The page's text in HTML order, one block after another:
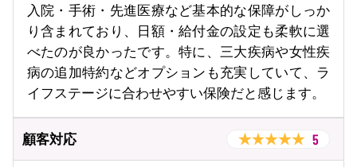
入院・手術・先進医療など基本的な保障がしっか
り含まれており、日額・給付金の設定も柔軟に選
べたのが良かったです。特に、三大疾病や女性疾
病の追加特約などオプションも充実していて、ラ
イフステージに合わせやすい保険だと感じます。
顧客対応 5